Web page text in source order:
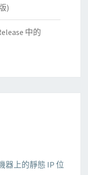
)
中的
器上的靜態 IP 位